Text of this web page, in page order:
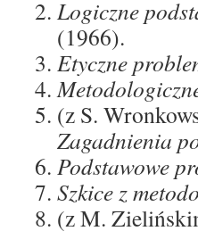
Logiczne
(1966).
Etyczne
(z S.
Zagadnienia
Podstawowe
Szkice z
(z M.